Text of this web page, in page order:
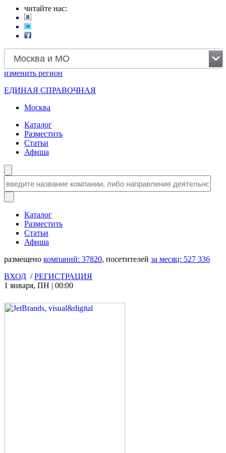
читайте нас:
Москва и МО
изменить регион
ЕДИНАЯ СПРАВОЧНАЯ
Москва
Каталог
Разместить
Статьи
Афиша
Каталог
Разместить
Статьи
Афиша
размещено компаний: 37820, посетителей за месяц: 527 336
ВХОД /РЕГИСТРАЦИЯ
1 января, ПН | 00:00